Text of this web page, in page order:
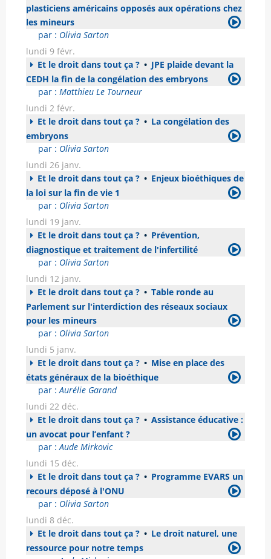
plasticiens américains opposés aux opérations chez
les mineurs
par : Olivia Sarton
lundi 9 févr.
Et le droit dans tout ça ? • JPE plaide devant la
CEDH la fin de la congélation des embryons
par : Matthieu Le Tourneur
lundi 2 févr.
Et le droit dans tout ça ? • La congélation des
embryons
par : Olivia Sarton
lundi 26 janv.
Et le droit dans tout ça ? • Enjeux bioéthiques de
la loi sur la fin de vie 1
par : Olivia Sarton
lundi 19 janv.
Et le droit dans tout ça ? • Prévention,
diagnostique et traitement de l'infertilité
par : Olivia Sarton
lundi 12 janv.
Et le droit dans tout ça ? • Table ronde au
Parlement sur l'interdiction des réseaux sociaux
pour les mineurs
par : Olivia Sarton
lundi 5 janv.
Et le droit dans tout ça ? • Mise en place des
états généraux de la bioéthique
par :Aurélie Garand
lundi 22 déc.
Et le droit dans tout ça ? • Assistance éducative :
un avocat pour l’enfant ?
par :Aude Mirkovic
lundi 15 déc.
Et le droit dans tout ça ? • Programme EVARS un
recours déposé à l'ONU
par : Olivia Sarton
lundi 8 déc.
Et le droit dans tout ça ? • Le droit naturel, une
ressource pour notre temps